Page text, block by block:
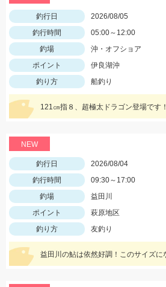
釣行日
2026/08/05
釣行時間
05:00～12:00
釣場
沖・オフショア
ポイント
伊良湖沖
釣り方
船釣り
121㎝指８、超極太ドラゴン登場です！
NEW
釣行日
2026/08/04
釣行時間
09:30～17:00
釣場
益田川
ポイント
萩原地区
釣り方
友釣り